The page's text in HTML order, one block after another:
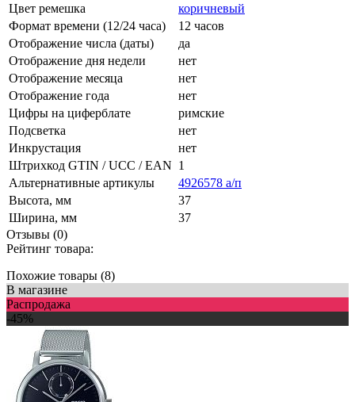
Цвет ремешка
коричневый
Формат времени (12/24 часа)
12 часов
Отображение числа (даты)
да
Отображение дня недели
нет
Отображение месяца
нет
Отображение года
нет
Цифры на циферблате
римские
Подсветка
нет
Инкрустация
нет
Штрихкод GTIN / UCC / EAN 1
Альтернативные артикулы
4926578 а/п
Высота, мм
37
Ширина, мм
37
Отзывы (0)
Рейтинг товара:
Похожие товары (8)
В магазине
Распродажа
-45%